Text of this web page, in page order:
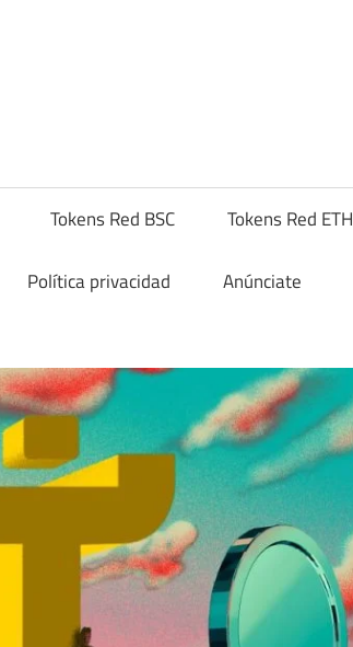
Tokens Red BSC Tokens Red ETH
Política privacidad Anúnciate